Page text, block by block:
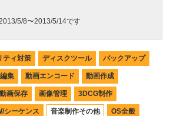
5/8〜2013/5/14です
ティ対策 ディスクツール バックアップ
集 動画エンコード 動画作成
動画保存 画像管理 3DCG制作
シーケンス 音楽制作その他 OS全般